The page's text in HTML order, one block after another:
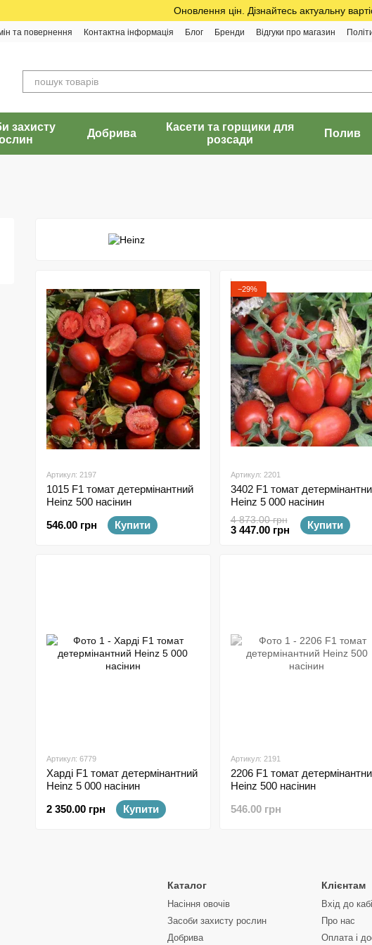
Оновлення цін. Дізнайтесь актуальну
та повернення Контактна інформація Блог Бренди Відгуки про магазин
захисту
Добрива
Касети та горщики для
розсади
Полив
Артикул: 2197
1015 F1 томат детермінантний
Heinz 500 насінин
546.00 грн
Купити
−29%
Артикул: 2201
3402 F1 томат
Heinz 5 000 насінин
4 873.00 грн
3 447.00 грн Купити
Артикул: 6779
Харді F1 томат детермінантний
Heinz 5 000 насінин
2 350.00 грн
Купити
Артикул: 2191
2206 F1 томат
Heinz 500 насінин
546.00 грн
Каталог
Насіння овочів
Засоби захисту рослин
Добрива
Клієнтам
Вхід до
Про нас
Оплата і